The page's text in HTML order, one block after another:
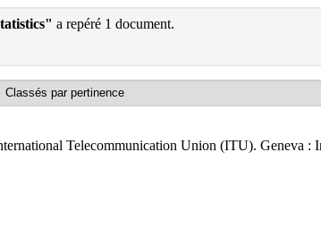
a repéré 1 document.
Telecommunication Union (ITU). Geneva :